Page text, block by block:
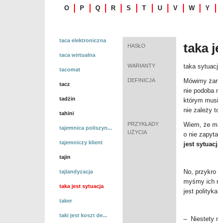
O
P Q R S T U V W Y
taca elektroniczna
taca wirtualna
tacomat
tacz
tadżin
tahini
tajemnica poliszyn...
tajemniczy klient
tajin
tajlandyzacja
taka jest sytuacja
taker
taki jest koszt de...
HASŁO taka
WARIANTY taka
DEFINICJA
Mówimy
nie podoba
którym
nie zależy
PRZYKŁADY
UŻYCIA
Wiem, że
o nie
jest
No,
myśmy ich
jest
– Niestety